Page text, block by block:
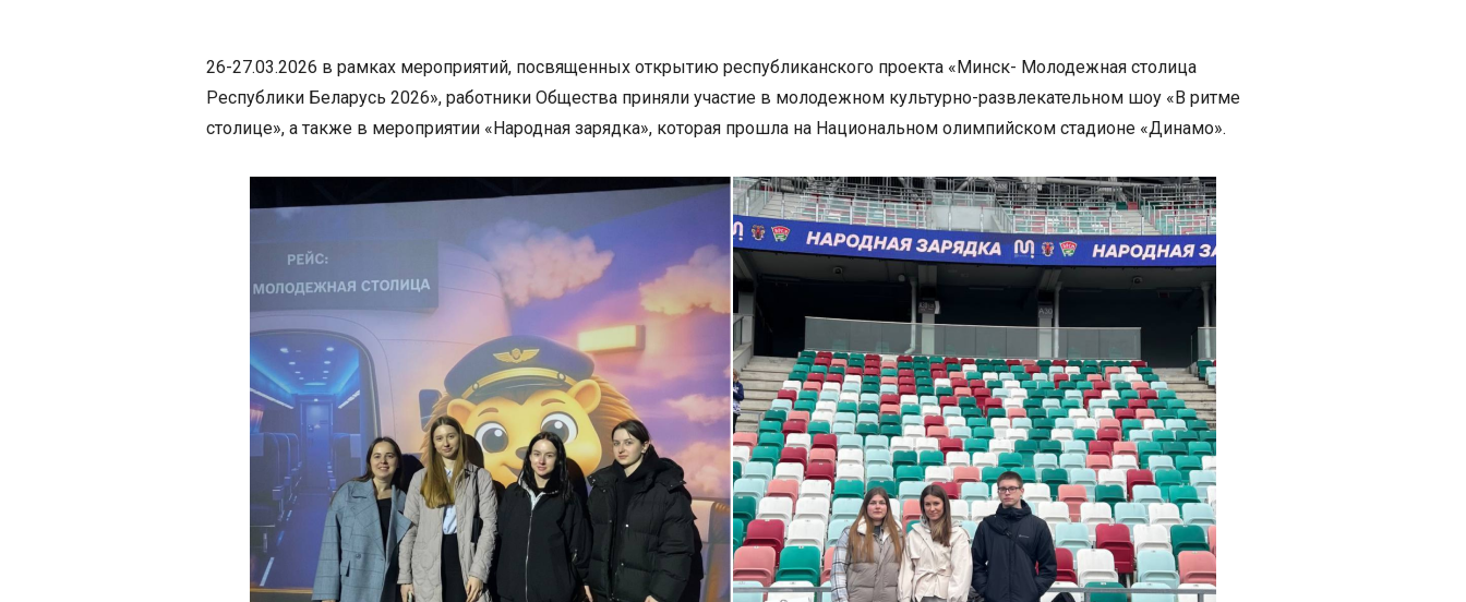
26-27.03.2026 в рамках мероприятий, посвященных открытию республиканского проекта «Минск- Молодежная столица
Республики Беларусь 2026», работники Общества приняли участие в молодежном культурно-развлекательном шоу «В ритме
столице», а также в мероприятии «Народная зарядка», которая прошла на Национальном олимпийском стадионе «Динамо».